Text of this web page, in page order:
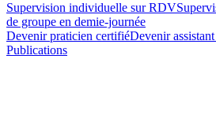
Supervision individuelle sur RDV
de groupe en demie-journée
Devenir praticien certifiéDevenir
Publications